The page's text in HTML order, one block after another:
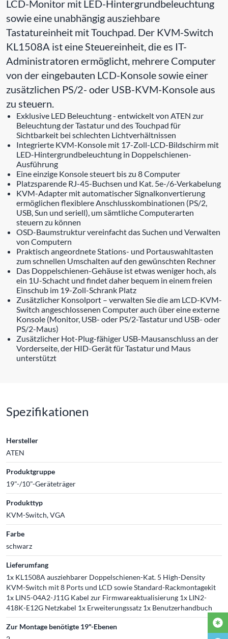
LCD-Monitor mit LED-Hintergrundbeleuchtung
sowie eine unabhängig ausziehbare
Tastatureinheit mit Touchpad. Der KVM-Switch
KL1508A ist eine Steuereinheit, die es IT-
Administratoren ermöglicht, mehrere Computer
von der eingebauten LCD-Konsole sowie einer
zusätzlichen PS/2- oder USB-KVM-Konsole aus
zu steuern.
Exklusive LED Beleuchtung - entwickelt von ATEN zur
Beleuchtung der Tastatur und des Touchpad für
Sichtbarkeit bei schlechten Lichtverhältnissen
Integrierte KVM-Konsole mit 17-Zoll-LCD-Bildschirm mit
LED-Hintergrundbeleuchtung in Doppelschienen-
Ausführung
Eine einzige Konsole steuert bis zu 8 Computer
Platzsparende RJ-45-Buchsen und Kat. 5e-/6-Verkabelung
KVM-Adapter mit automatischer Signalkonvertierung
ermöglichen flexiblere Anschlusskombinationen (PS/2,
USB, Sun und seriell), um sämtliche Computerarten
steuern zu können
OSD-Baumstruktur vereinfacht das Suchen und Verwalten
von Computern
Praktisch angeordnete Stations- und Portauswahltasten
zum schnellen Umschalten auf den gewünschten Rechner
Das Doppelschienen-Gehäuse ist etwas weniger hoch, als
ein 1U-Schacht und findet daher bequem in einem freien
Einschub im 19-Zoll-Schrank Platz
Zusätzlicher Konsolport – verwalten Sie die am LCD-KVM-
Switch angeschlossenen Computer auch über eine externe
Konsole (Monitor, USB- oder PS/2-Tastatur und USB- oder
PS/2-Maus)
Zusätzlicher Hot-Plug-fähiger USB-Mausanschluss an der
Vorderseite, der HID-Gerät für Tastatur und Maus
unterstützt
Spezifikationen
Hersteller
ATEN
Produktgruppe
19"-/10"-Geräteträger
Produkttyp
KVM-Switch, VGA
Farbe
schwarz
Lieferumfang
1x KL1508A ausziehbarer Doppelschienen-Kat. 5 High-Density
KVM-Switch mit 8 Ports und LCD sowie Standard-Rackmontagekit
1x LIN5-04A2-J11G Kabel zur Firmwareaktualisierung 1x LIN2-
418K-E12G Netzkabel 1x Erweiterungssatz 1x Benutzerhandbuch
Zur Montage benötigte 19"-Ebenen